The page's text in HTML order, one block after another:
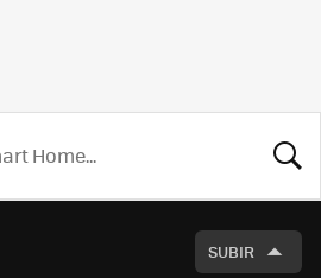
SUBIR